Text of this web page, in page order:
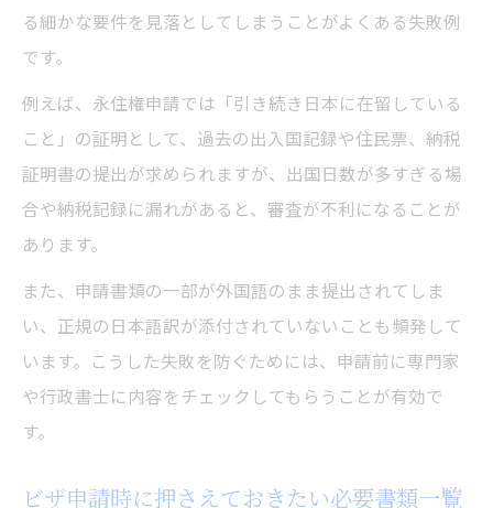
失敗しやすい東京のビザ申請注意点を確認
東京でのビザ申請で気をつけたい審査基準
オーバーワークや在留違反が審査に与える
影響
ビザ申請時の自己チェックポイントを解説
策
在留資格取得までの流れと最新傾向を知る
ビザ申請から在留資格取得までの全体像
最新のビザ申請審査傾向と東京都の現状
る細かな要件を見落としてしまうことがよくある失敗例
です。
例えば、永住権申請では「引き続き日本に在留している
こと」の証明として、過去の出入国記録や住民票、納税
証明書の提出が求められますが、出国日数が多すぎる場
合や納税記録に漏れがあると、審査が不利になることが
あります。
また、申請書類の一部が外国語のまま提出されてしま
い、正規の日本語訳が添付されていないことも頻発して
います。こうした失敗を防ぐためには、申請前に専門家
や行政書士に内容をチェックしてもらうことが有効で
す。
ビザ申請時に押さえておきたい必要書類一覧